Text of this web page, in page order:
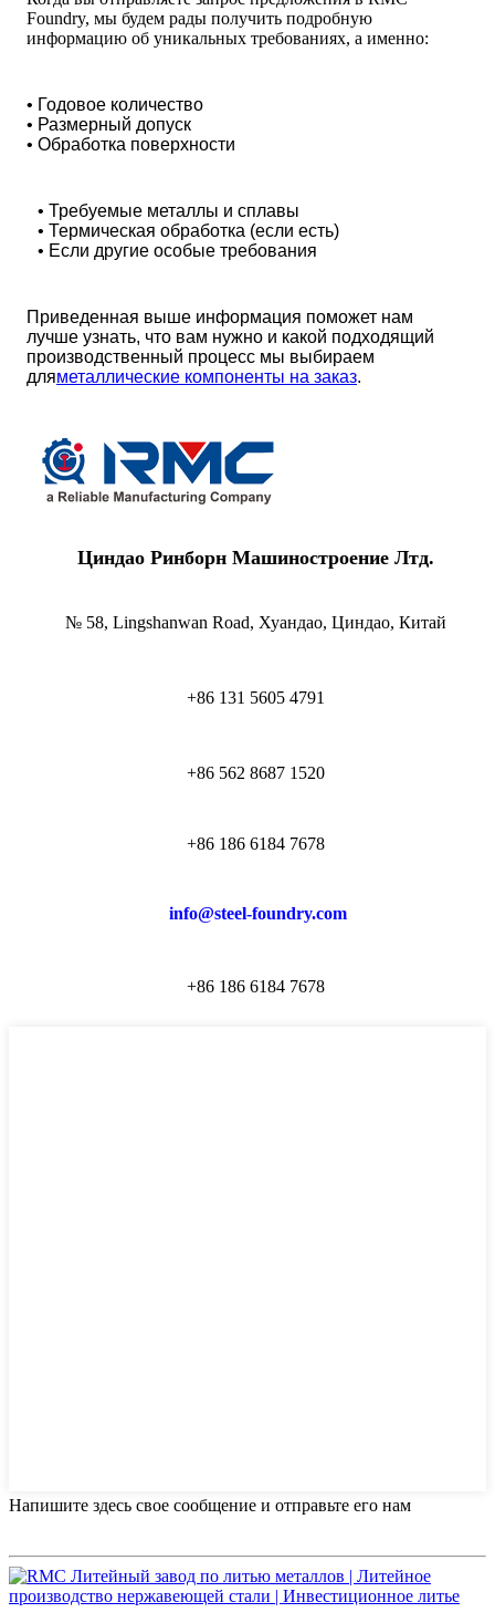
Foundry, мы будем рады получить подробную
информацию об уникальных требованиях, а именно:
• Годовое количество
• Размерный допуск
• Обработка поверхности
• Требуемые металлы и сплавы
• Термическая обработка (если есть)
• Если другие особые требования
Приведенная выше информация поможет нам
лучше узнать, что вам нужно и какой подходящий
производственный процесс мы выбираем
дляметаллические компоненты на заказ.
Циндао Ринборн Машиностроение Лтд.
№ 58, Lingshanwan Road, Хуандао, Циндао, Китай
+86 131 5605 4791
+86 562 8687 1520
+86 186 6184 7678
info@steel-foundry.com
+86 186 6184 7678
Напишите здесь свое сообщение и отправьте его нам